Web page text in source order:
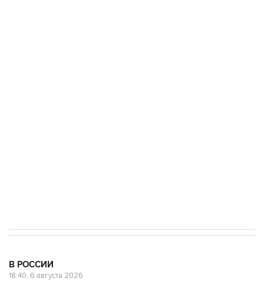
В РОССИИ
18:40, 6 августа 2026